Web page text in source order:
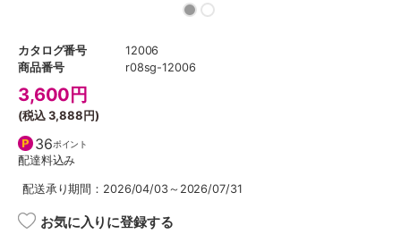
カタログ番号
12006
商品番号
r08sg-12006
3,600 円
(税込3,888円)
36ポイント
配達料込み
配送承り期間：2026/04/03～2026/07/31
お気に入りに登録する